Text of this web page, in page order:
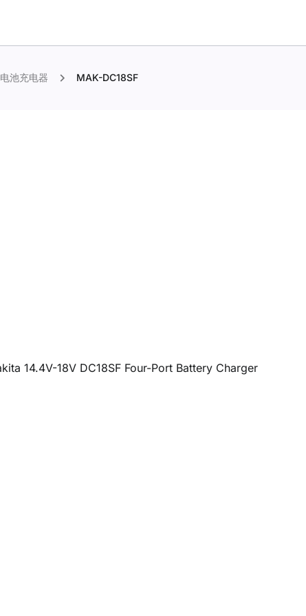
电池充电器 MAK-DC18SF